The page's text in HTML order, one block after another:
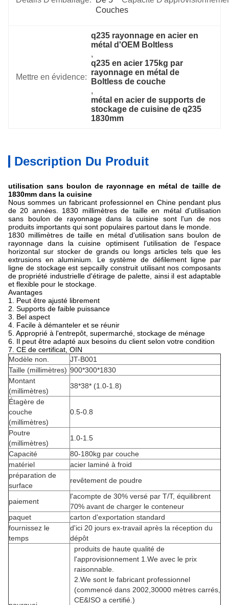
Couches
Mettre en évidence:
q235 rayonnage en acier en
métal d'OEM Boltless
,
q235 en acier 175kg par
rayonnage en métal de
Boltless de couche
,
métal en acier de supports de
stockage de cuisine de q235
1830mm
Description Du Produit
utilisation sans boulon de rayonnage en métal de taille de
1830mm dans la cuisine
Nous sommes un fabricant professionnel en Chine pendant plus
de 20 années. 1830 millimètres de taille en métal d'utilisation
sans boulon de rayonnage dans la cuisine sont l'un de nos
produits importants qui sont populaires partout dans le monde.
1830 millimètres de taille en métal d'utilisation sans boulon de
rayonnage dans la cuisine optimisent l'utilisation de l'espace
horizontal sur stocker de grands ou longs articles tels que les
extrusions en aluminium. Le système de défilement ligne par
ligne de stockage est sepcailly construit utilisant nos composants
de propriété industrielle d'étirage de palette, ainsi il est adaptable
et flexible pour le stockage.
Avantages
1. Peut être ajusté librement
2. Supports de faible puissance
3. Bel aspect
4. Facile à démanteler et se réunir
5. Approprié à l'entrepôt, supermarché, stockage de ménage
6. Il peut être adapté aux besoins du client selon votre condition
7. CE de certificat, OIN
Modèle non.
JT-B001
Taille (millimètres) 900*300*1830
Montant
(millimètres)
38*38* (1.0-1.8)
Étagère de
couche
(millimètres)
0.5-0.8
Poutre
(millimètres)
1.0-1.5
Capacité
80-180kg par couche
matériel
acier laminé à froid
préparation de
surface
revêtement de poudre
paiement
l'acompte de 30% versé par T/T, équilibrent
70% avant de charger le conteneur
paquet
carton d'exportation standard
fournissez le
temps
d'ici 20 jours ex-travail après la réception du
dépôt
produits de haute qualité de
l'approvisionnement 1.We avec le prix
raisonnable.
2.We sont le fabricant professionnel
(commencé dans 2002,30000 mètres carrés,
CE&ISO a certifié.)